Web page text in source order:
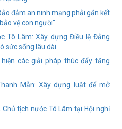
đảm an ninh mạng phải gắn kết
vệ con người"
Tô Lâm: Xây dựng Điều lệ Đảng
sức sống lâu dài
các giải pháp thúc đẩy tăng
Mẫn: Xây dựng luật để mở
Chủ tịch nước Tô Lâm tại Hội nghị